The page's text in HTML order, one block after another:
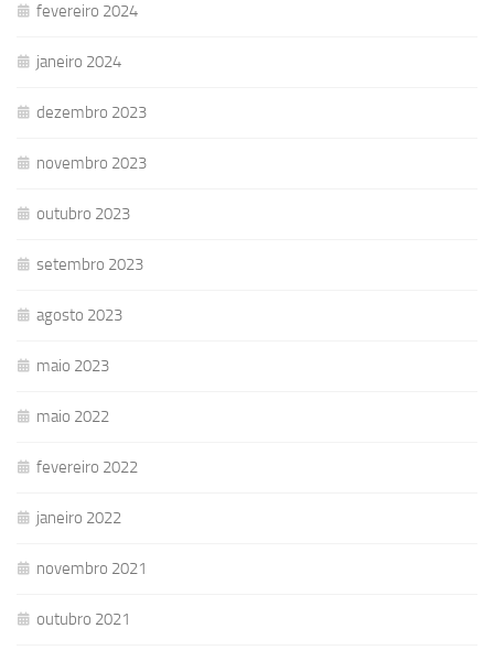
fevereiro 2024
janeiro 2024
dezembro 2023
novembro 2023
outubro 2023
setembro 2023
agosto 2023
maio 2023
maio 2022
fevereiro 2022
janeiro 2022
novembro 2021
outubro 2021